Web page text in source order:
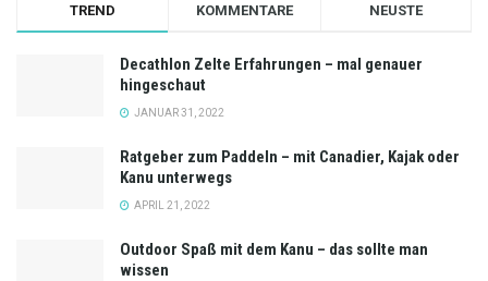
TREND KOMMENTARE NEUSTE
Decathlon Zelte Erfahrungen – mal genauer
hingeschaut
JANUAR 31, 2022
Ratgeber zum Paddeln – mit Canadier, Kajak oder
Kanu unterwegs
APRIL 21, 2022
Outdoor Spaß mit dem Kanu – das sollte man
wissen